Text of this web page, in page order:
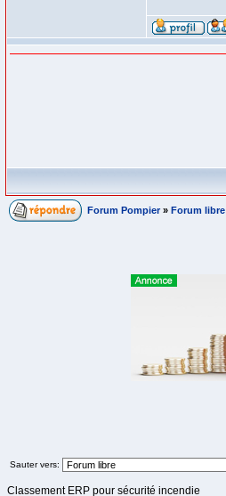
Forum Pompier » Forum libre
Sauter vers:
Classement ERP pour sécurité incendie